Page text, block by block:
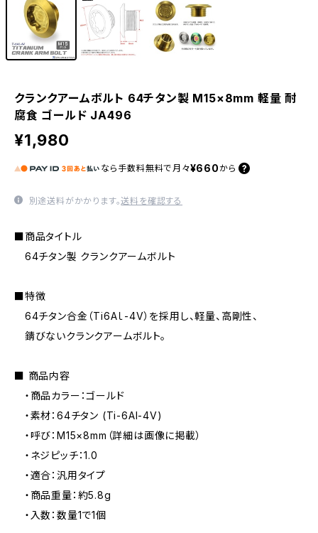
クランクアームボルト 64チタン製 M15×8mm 軽量 耐
腐食 ゴールド JA496
¥1,980
なら 手数料無料で 月々¥660 から
別途送料がかかります。送料を確認する
■商品タイトル
64チタン製 クランクアームボルト
■特徴
64チタン合金（Ti6Aｌ-4V）を採用し、軽量、高剛性、
錆びないクランクアームボルト。
■ 商品内容
・商品カラー：ゴールド
・素材：64チタン (Ti-6Al-4V)
・呼び：M15×8mm（詳細は画像に掲載）
・ネジピッチ：1.0
・適合：汎用タイプ
・商品重量：約5.8g
・入数：数量1で1個